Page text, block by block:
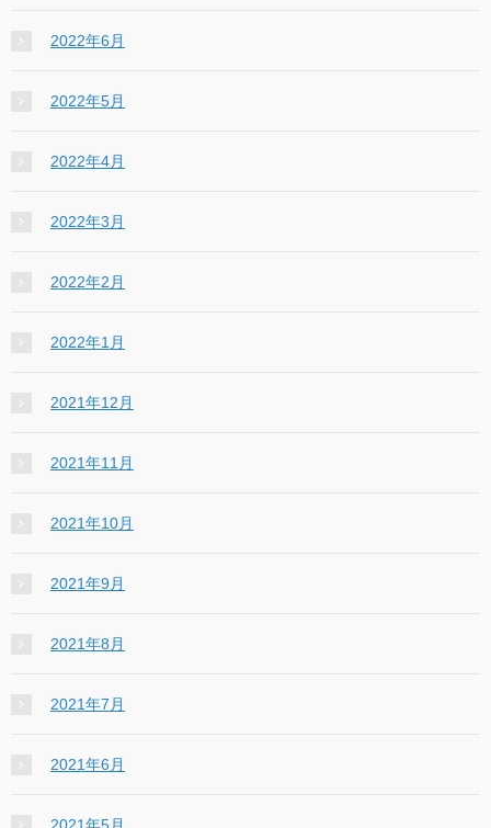
2022年6月
2022年5月
2022年4月
2022年3月
2022年2月
2022年1月
2021年12月
2021年11月
2021年10月
2021年9月
2021年8月
2021年7月
2021年6月
2021年5月